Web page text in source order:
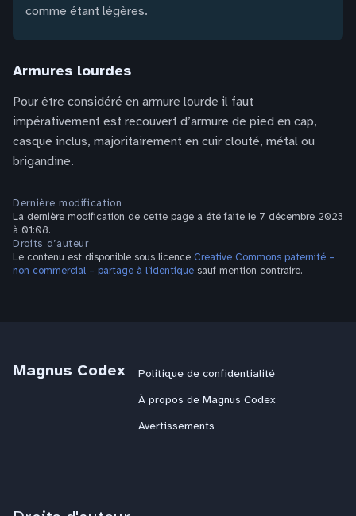
comme étant légères.
Armures lourdes
Pour être considéré en armure lourde il faut
impérativement est recouvert d’armure de pied en cap,
casque inclus, majoritairement en cuir clouté, métal ou
brigandine.
Dernière modification
La dernière modification de cette page a été faite le 7 décembre 2023
à 01:08.
Droits d’auteur
Le contenu est disponible sous licence Creative Commons paternité –
non commercial – partage à l’identique sauf mention contraire.
Magnus Codex
Politique de confidentialité
À propos de Magnus Codex
Avertissements